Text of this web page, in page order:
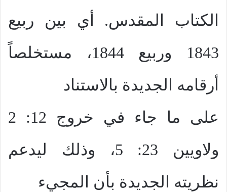
الكتاب المقدس. أي بين ربيع
1843 وربيع 1844، مستخلصاً
أرقامه الجديدة بالاستناد
على ما جاء في خروج 12: 2
ولاويين 23: 5، وذلك ليدعم
نظريته الجديدة بأن المجيء